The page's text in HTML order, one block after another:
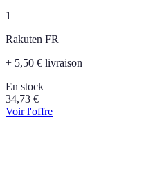
1
Rakuten FR
+ 5,50 € livraison
En stock
34,73 €
Voir l'offre